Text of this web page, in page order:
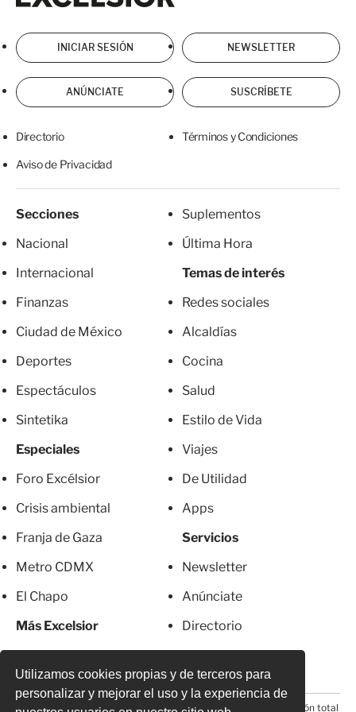
Utilizamos cookies propias y de terceros para
personalizar y mejorar el uso y la experiencia de
INICIAR SESIÓN NEWSLETTER
ANÚNCIATE SUSCRÍBETE
Directorio Términos y Condiciones
Aviso de Privacidad
Secciones
Nacional
Internacional
Finanzas
Ciudad de México
Deportes
Espectáculos
Sintetika
Especiales
Foro Excélsior
Crisis ambiental
Franja de Gaza
Metro CDMX
El Chapo
Más Excelsior
Suplementos
Última Hora
Temas de interés
Redes sociales
Alcaldías
Cocina
Salud
Estilo de Vida
Viajes
De Utilidad
Apps
Servicios
Newsletter
Anúnciate
Directorio
© 2026 Todos los derechos reservados. Prohibida la reproducción total